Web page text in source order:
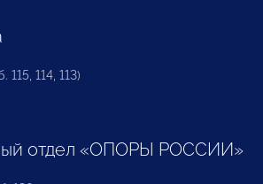
115, 114, 113)
отдел «ОПОРЫ РОССИИ»